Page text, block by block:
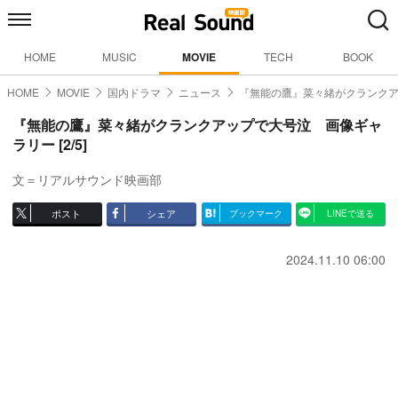
HOME MUSIC MOVIE TECH BOOK
HOME MOVIE 国内ドラマ ニュース 『無能の鷹』菜々緒がクランク
『無能の鷹』菜々緒がクランクアップで大号泣 画像ギャ
ラリー [2/5]
文＝リアルサウンド映画部
ポスト シェア ブックマーク LINEで送る
2024.11.10 06:00